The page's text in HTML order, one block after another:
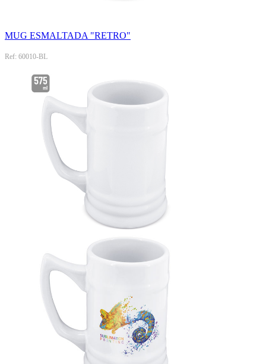
MUG ESMALTADA "RETRO"
Ref: 60010-BL